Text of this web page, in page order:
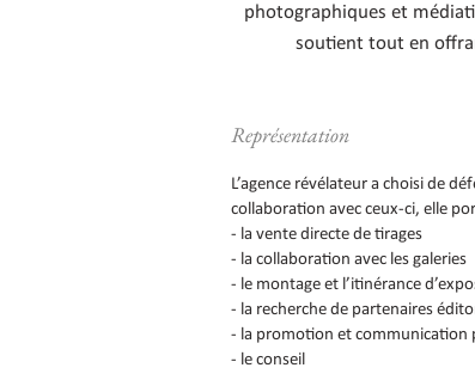
photographiques et
soutient tout en
Représentation
L’agence révélateur a choisi de
collaboration avec ceux-ci, elle
- la vente directe de tirages
- la collaboration avec les galeries
- le montage et l’itinérance
- la recherche de partenaires
- la promotion et communication
- le conseil